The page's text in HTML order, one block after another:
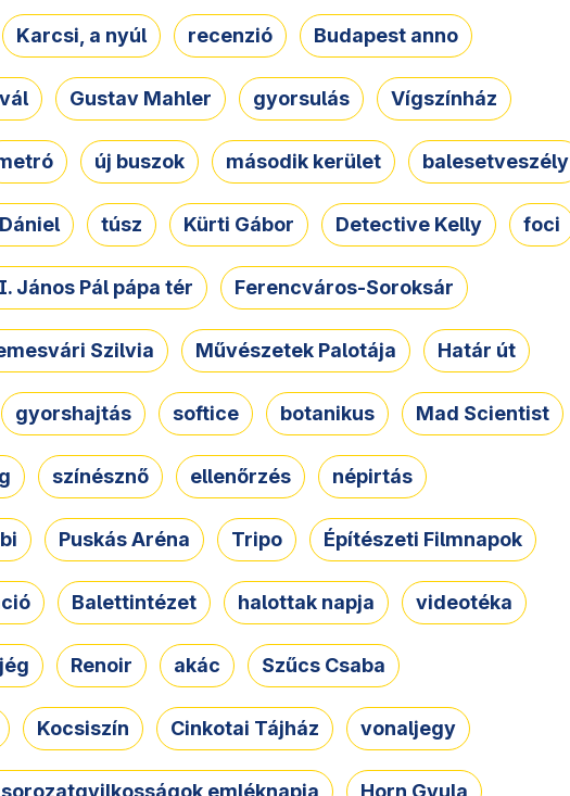
Karcsi, a nyúl recenzió Budapest anno
Gustav Mahler gyorsulás Vígszínház
új buszok második kerület balesetveszély
túsz Kürti Gábor Detective Kelly foci
János Pál pápa tér Ferencváros-Soroksár
Szilvia Művészetek Palotája Határ út
gyorshajtás softice botanikus Mad Scientist
színésznő ellenőrzés népirtás
Puskás Aréna Tripo Építészeti Filmnapok
Balettintézet halottak napja videotéka
Renoir akác Szűcs Csaba
Kocsiszín Cinkotai Tájház vonaljegy
emléknapja Horn Gyula